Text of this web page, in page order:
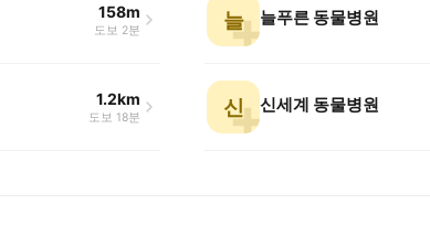
158m
도보 2분 늘 늘푸른 동물병원
1.2km
도보 18분 신 신세계 동물병원